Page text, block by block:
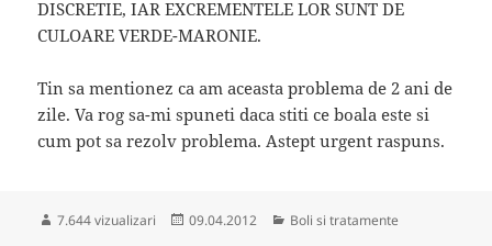
DISCRETIE, IAR EXCREMENTELE LOR SUNT DE
CULOARE VERDE-MARONIE.
Tin sa mentionez ca am aceasta problema de 2 ani de
zile. Va rog sa-mi spuneti daca stiti ce boala este si
cum pot sa rezolv problema. Astept urgent raspuns.
7.644 vizualizari
Publicat
09.04.2012 Categorii
Boli si tratamente